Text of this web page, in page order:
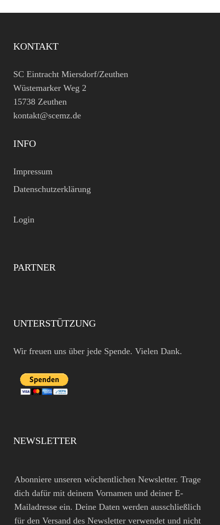
KONTAKT
SC Eintracht Miersdorf/Zeuthen
Wüstemarker Weg 2
15738 Zeuthen
kontakt@scemz.de
INFO
Impressum
Datenschutzerklärung
Login
PARTNER
UNTERSTÜTZUNG
Wir freuen uns über jede Spende. Vielen Dank.
NEWSLETTER
Abonniere unseren wöchentlichen Newsletter. Trage
dich dafür mit deinem Vornamen und deiner E-
Mailadresse ein. Deine Daten werden ausschließlich
für den Versand des Newsletter verwendet und nicht